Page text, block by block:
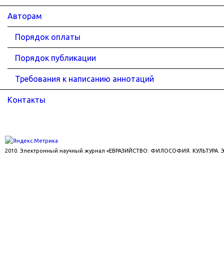
Авторам
Порядок оплаты
Порядок публикации
Требования к написанию аннотаций
Контакты
2010. Электронный научный журнал «ЕВРАЗИЙСТВО: ФИЛОСОФИЯ. КУЛЬТУРА.